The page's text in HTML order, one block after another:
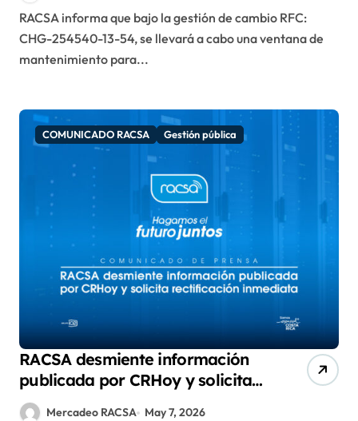
RACSA informa que bajo la gestión de cambio RFC:
CHG-254540-13-54, se llevará a cabo una ventana de
mantenimiento para...
COMUNICADO RACSA Gestión pública
RACSA desmiente información
publicada por CRHoy y solicita
rectificación inmediata
Mercadeo RACSA May 7, 2026